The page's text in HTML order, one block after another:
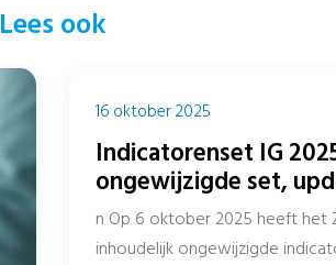
Lees ook
16 oktober 2025
Indicatorenset IG
ongewijzigde set,
n Op 6 oktober 2025 heeft het
inhoudelijk ongewijzigde